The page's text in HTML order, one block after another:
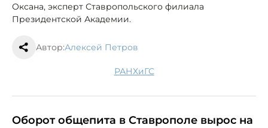
Оксана, эксперт Ставропольского филиала
Президентской Академии.
Автор:Алексей Петров
РАНХиГС
Оборот общепита в Ставрополе вырос на